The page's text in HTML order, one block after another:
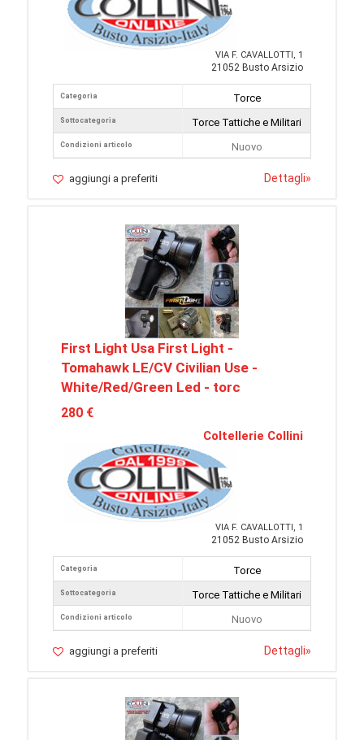
VIA F. CAVALLOTTI, 1
21052 Busto Arsizio
Categoria
Sottocategoria
Condizioni articolo
Torce
Torce Tattiche e Militari
Nuovo
aggiungi a preferiti Dettagli»
First Light Usa First Light -
Tomahawk LE/CV Civilian Use -
White/Red/Green Led - torc
280 €
Coltellerie Collini
VIA F. CAVALLOTTI, 1
21052 Busto Arsizio
Categoria
Sottocategoria
Condizioni articolo
Torce
Torce Tattiche e Militari
Nuovo
aggiungi a preferiti Dettagli»